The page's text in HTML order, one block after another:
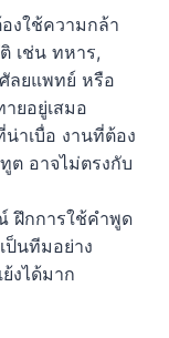
งใช้ความกล้า
เช่น ทหาร,
ลยแพทย์ หรือ
ยอยู่เสมอ
น่าเบื่อ งานที่ต้อง
ต อาจไม่ตรงกับ
ฝึกการใช้คำพูด
ป็นทีมอย่าง
งได้มาก